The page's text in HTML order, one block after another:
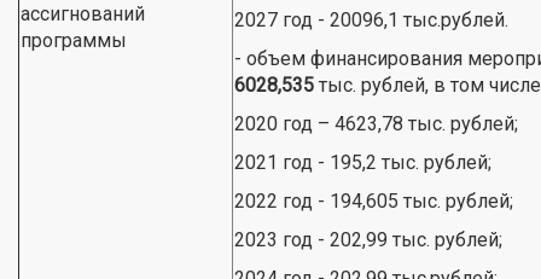
ассигнований
программы
2027 год - 20096,1 тыс.рублей.
- объем финансирования
6028,535 тыс. рублей, в том
2020 год – 4623,78 тыс. рублей;
2021 год - 195,2 тыс. рублей;
2022 год - 194,605 тыс. рублей;
2023 год - 202,99 тыс. рублей;